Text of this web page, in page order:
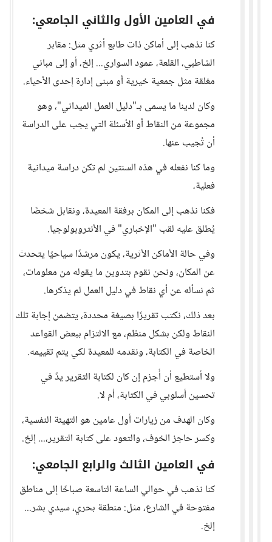
في العامين الأول والثاني الجامعي:
كنا نذهب إلى أماكن ذات طابع أثري مثل: مقابر
الشاطبي، القلعة، عمود السواري... إلخ، أو إلى مباني
مغلقة مثل جمعية خيرية أو مبنى إدارة إحدى الأحياء.
وكان لدينا ما يسمى بـ"دليل العمل الميداني"، وهو
مجموعة من النقاط أو الأسئلة التي يجب على الدراسة
أن تُجيب عنها.
وما كنا نفعله في هذه السنتين لم تكن دراسة ميدانية
فعلية،
فكنا نذهب إلى المكان برفقة المعيدة، ونقابل شخصًا
يُطلق عليه لقب "الإخباري" في الأنثروبولوجيا.
وفي حالة الأماكن الأثرية، يكون مرشدًا سياحيًا يتحدث
عن المكان، ونحن نقوم بتدوين ما يقوله من معلومات،
ثم نسأله عن أي نقاط في دليل العمل لم يذكرها.
بعد ذلك، نكتب تقريرًا بصيغة محددة، يتضمن إجابة تلك
النقاط ولكن بشكل منظم، مع الالتزام ببعض القواعد
الخاصة في الكتابة، ونقدمه للمعيدة لكي يتم تقييمه.
ولا أستطيع أن أُجزم إن كان لكتابة التقرير يدً في
تحسين أسلوبي في الكتابة، أم لا.
وكان الهدف من زيارات أول عامين هو التهيئة النفسية،
وكسر حاجز الخوف، والتعود على كتابة التقرير،... إلخ.
في العامين الثالث والرابع الجامعي:
كنا نذهب في حوالي الساعة التاسعة صباحًا إلى مناطق
مفتوحة في الشارع، مثل: منطقة بحري، سيدي بشر...
إلخ.